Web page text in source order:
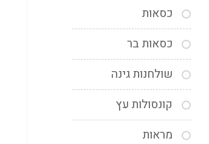
כסאות
כסאות בר
שולחנות גינה
קונסולות עץ
מראות